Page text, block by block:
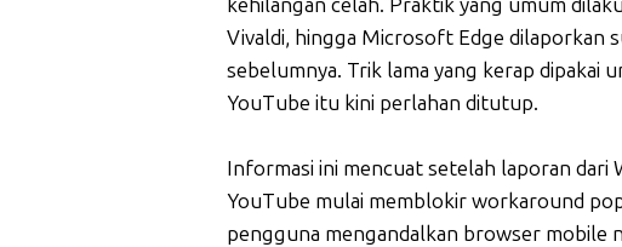
kehilangan celah. Praktik yang umum
Vivaldi, hingga Microsoft Edge dilaporkan
sebelumnya. Trik lama yang kerap dipakai
YouTube itu kini perlahan ditutup.
Informasi ini mencuat setelah laporan dari
YouTube mulai memblokir workaround
pengguna mengandalkan browser mobile